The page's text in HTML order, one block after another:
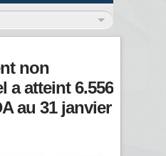
non
a atteint 6.556
au 31 janvier